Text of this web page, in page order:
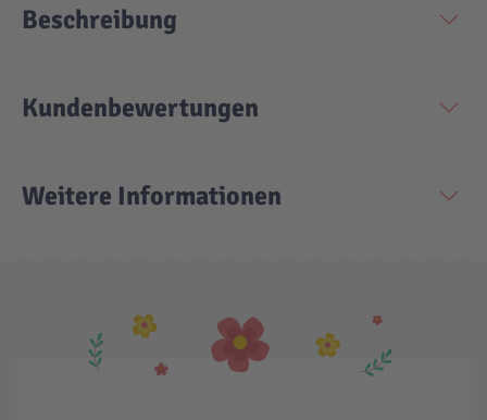
Beschreibung
Kundenbewertungen
Weitere Informationen